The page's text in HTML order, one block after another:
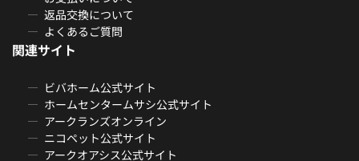
返品交換について
よくあるご質問
関連サイト
ビバホーム公式サイト
ホームセンタームサシ公式サイト
アークランズオンライン
ニコペット公式サイト
アークオアシス公式サイト